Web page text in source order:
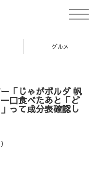
toggle
「じゃがボルダ 帆
口食べたあと「ど
って成分表確認し